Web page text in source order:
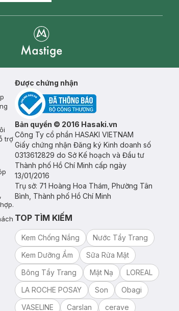
trợ
,
Được chứng nhận
Bản quyền © 2016 Hasaki.vn
Công Ty cổ phần HASAKI VIETNAM
Giấy chứng nhận Đăng ký Kinh doanh số
0313612829 do Sở Kế hoạch và Đầu tư
Thành phố Hồ Chí Minh cấp ngày
13/01/2016
Trụ sở: 71 Hoàng Hoa Thám, Phường Tân
Bình, Thành phố Hồ Chí Minh
TOP TÌM KIẾM
Kem Chống Nắng
Nước Tẩy Trang
Kem Dưỡng Ẩm
Sữa Rửa Mặt
Bông Tẩy Trang
Mặt Nạ
LOREAL
LA ROCHE POSAY
Son
Obagi
VASELINE
Carslan
cerave